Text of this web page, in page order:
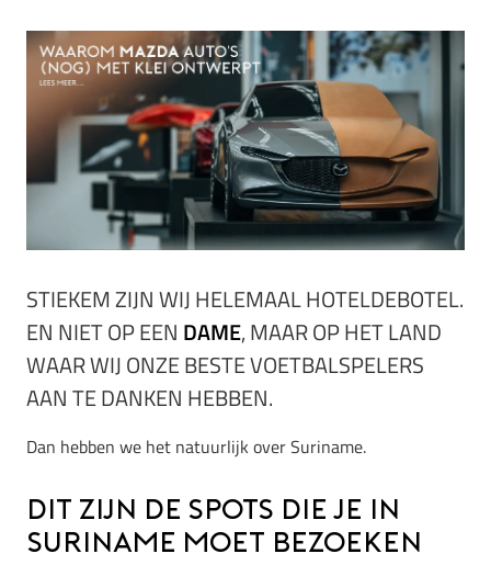
STIEKEM ZIJN WIJ HELEMAAL HOTELDEBOTEL.
EN NIET OP EEN DAME, MAAR OP HET LAND
WAAR WIJ ONZE BESTE VOETBALSPELERS
AAN TE DANKEN HEBBEN.
Dan hebben we het natuurlijk over Suriname.
Dit zijn de spots die je in
Suriname moet bezoeken